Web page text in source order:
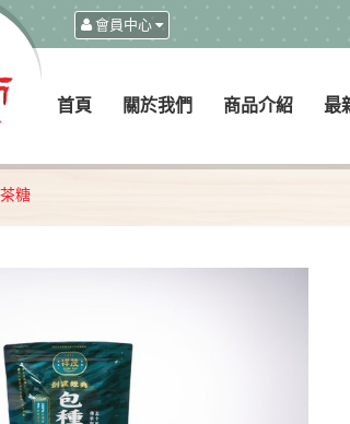
會員中心
首頁 關於我們 商品介紹 最
糖